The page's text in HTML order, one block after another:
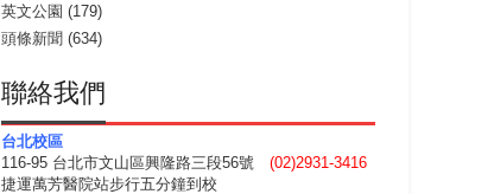
英文公園 (179)
頭條新聞 (634)
聯絡我們
台北校區
116-95 台北市文山區興隆路三段56號 (02)2931-3416
捷運萬芳醫院站步行五分鐘到校